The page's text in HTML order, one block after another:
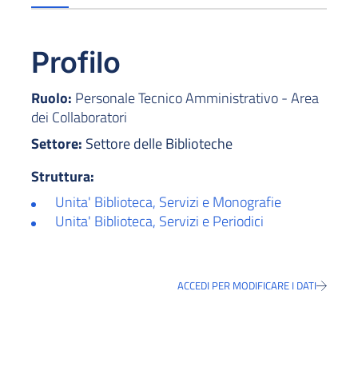
Profilo
Ruolo: Personale Tecnico Amministrativo - Area
dei Collaboratori
Settore: Settore delle Biblioteche
Struttura:
Unita' Biblioteca, Servizi e Monografie
Unita' Biblioteca, Servizi e Periodici
ACCEDI PER MODIFICARE I DATI